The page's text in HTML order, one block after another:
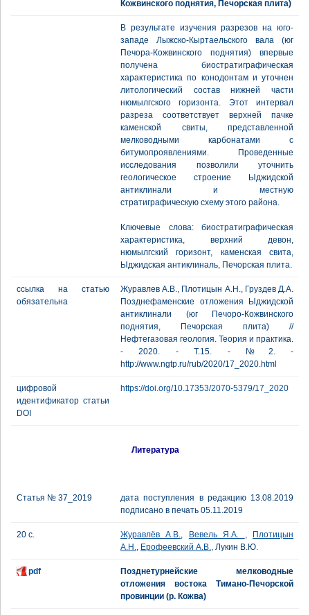
Кожвинского поднятия, Печорская плита)
В результате изучения разрезов на юго-
западе Лыжско-Кыртаельского вала (юг
Печора-Кожвинского поднятия) впервые
получена биостратиграфическая
характеристика по конодонтам и уточнен
литологический состав нижней части
нюмылгского горизонта. Этот интервал
разреза соответствует верхней пачке
каменской свиты, представленной
мелководными карбонатами с
битумопроявлениями. Проведенные
исследования позволили уточнить
геологическое строение Ыджидской
антиклинали и местную
стратиграфическую схему этого района.
Ключевые слова: биостратиграфическая
характеристика, верхний девон,
нюмылгский горизонт, каменская свита,
Ыджидская антиклиналь, Печорская плита.
ссылка на статью
обязательна
Журавлев А.В., Плотицын А.Н., Груздев Д.А.
Позднефаменские отложения Ыджидской
антиклинали (юг Печоро-Кожвинского
поднятия, Печорская плита) //
Нефтегазовая геология. Теория и практика.
- 2020. - Т.15. - №2. -
http://www.ngtp.ru/rub/2020/17_2020.html
цифровой
идентификатор статьи
DOI
https://doi.org/10.17353/2070-5379/17_2020
Литература
Статья № 37_2019
дата поступления в редакцию 13.08.2019
подписано в печать 05.11.2019
20 с. Журавлёв А.В., Вевель Я.А. ,
Плотицын
А.Н., Ерофеевский А.В., Лукин В.Ю.
pdf
Позднетурнейские мелководные
отложения востока Тимано-Печорской
провинции (р. Кожва)